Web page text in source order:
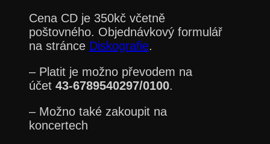
Cena CD je 350kč včetně
poštovného. Objednávkový formulář
na stránce Diskografie.
– Platit je možno převodem na
účet 43-6789540297/0100.
– Možno také zakoupit na
koncertech